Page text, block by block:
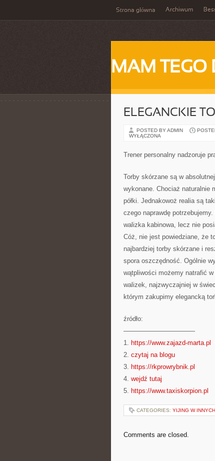
Strona główna Archiwum
MAM TEGO
ELEGANCKIE
POSTED BY ADMIN
WYŁĄCZONA
Trener personalny nadzoruje
Torby skórzane są w
wykonane. Chociaż naturalnie
półki. Jednakowoż realia są
czego naprawdę
walizka kabinowa, lecz nie
Cóż, nie jest powiedziane, że
najbardziej torby skórzane i
spora oszczędność. Ogólnie
wątpliwości możemy natrafić
walizek, najzwyczajniej w
którym zakupimy elegancką
źródło:
———————————
1. https://www.zajazd-marta.pl
2. czytaj na blogu
3. https://rkprowrybnik.pl
4. wejdź tutaj
5. https://www.taxiskorpion.pl
CATEGORIES: YIJING W
Comments are closed.